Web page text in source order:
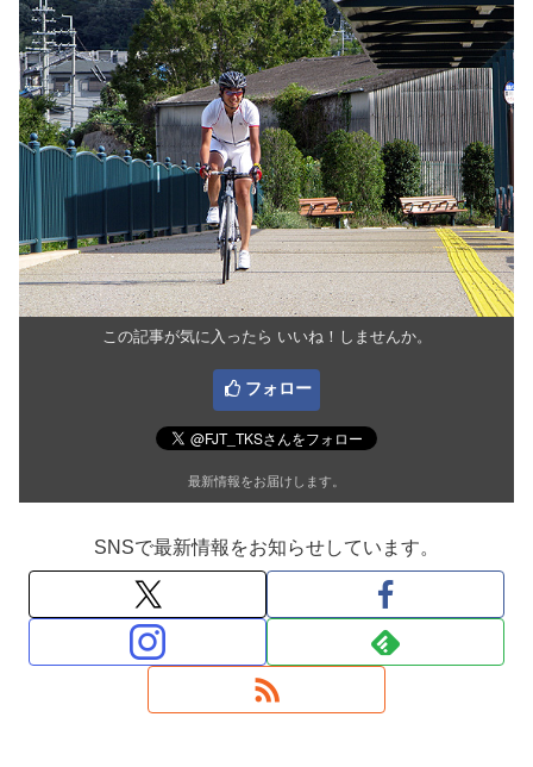
この記事が気に入ったら いいね！しませんか。
フォロー
最新情報をお届けします。
SNSで最新情報をお知らせしています。